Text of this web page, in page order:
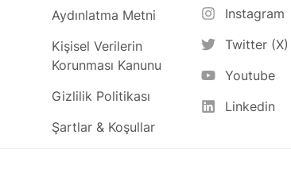
Aydınlatma Metni
Kişisel Verilerin
Korunması Kanunu
Gizlilik Politikası
Şartlar & Koşullar
Instagram
Twitter (X)
Youtube
Linkedin